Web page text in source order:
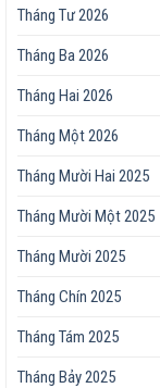
Tháng Tư 2026
Tháng Ba 2026
Tháng Hai 2026
Tháng Một 2026
Tháng Mười Hai 2025
Tháng Mười Một 2025
Tháng Mười 2025
Tháng Chín 2025
Tháng Tám 2025
Tháng Bảy 2025